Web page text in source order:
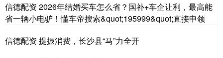
信德配资 2026年结婚买车怎么省？国补+车企让利，最高能
省一辆小电驴！懂车帝搜索&quot;195999&quot;直接申领
信德配资 提振消费，长沙县“马”力全开